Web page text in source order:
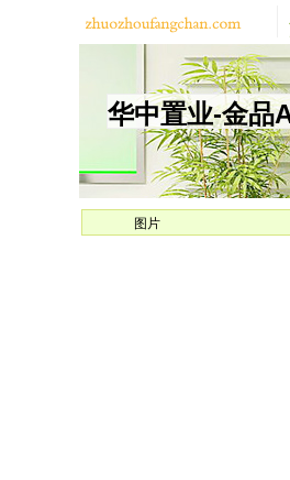
华中置业-金品
图片